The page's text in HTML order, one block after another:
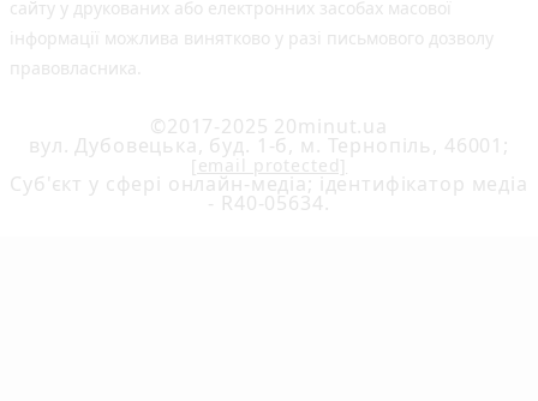
сайту у друкованих або електронних засобах масової
інформації можлива винятково у разі письмового дозволу
правовласника.
©2017-2025 20minut.ua
вул. Дубовецька, буд. 1-б, м. Тернопіль, 46001;
[email protected]
Cуб'єкт у сфері онлайн-медіа; ідентифікатор медіа
- R40-05634.